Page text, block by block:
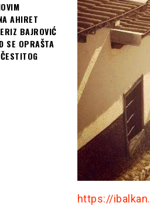
https://
AHIRET
BAJROVIĆ
SE OPRAŠTA